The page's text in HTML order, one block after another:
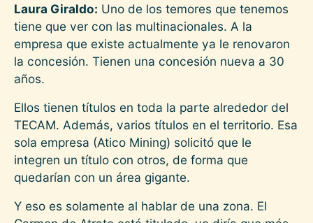
Laura Giraldo: Uno de los temores que tenemos
tiene que ver con las multinacionales. A la
empresa que existe actualmente ya le renovaron
la concesión. Tienen una concesión nueva a 30
años.
Ellos tienen títulos en toda la parte alrededor del
TECAM. Además, varios títulos en el territorio. Esa
sola empresa (Atico Mining) solicitó que le
integren un título con otros, de forma que
quedarían con un área gigante.
Y eso es solamente al hablar de una zona. El